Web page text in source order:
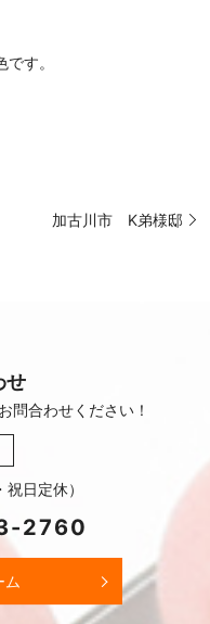
す。
加古川市 K弟様邸
せ
お問合わせください！
日定休）
2760
ム